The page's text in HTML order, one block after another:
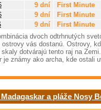
9 dní First Minute
9 dní First Minute
9 dní First Minute
dvoch odtrhnutých
ostrovy vás dostanú. Ostrovy,
skaly dotvárajú tento raj na
je známy ako archa, kde ostali
a pláže Nosy